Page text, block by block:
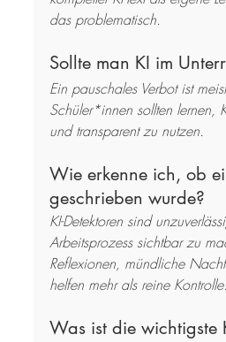
das problematisch.
Sollte man KI im
Ein pauschales Verbot ist
Schüler*innen sollten lernen,
und transparent zu nutzen.
Wie erkenne ich, ob
geschrieben wurde?
KI-Detektoren sind
Arbeitsprozess sichtbar zu
Reflexionen, mündliche
helfen mehr als reine Kontrolle.
Was ist die wichtigste